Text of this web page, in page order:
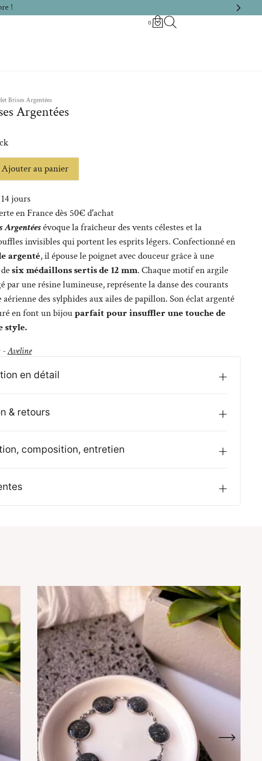
!
0
Brises Argentées
Argentées
Ajouter au panier
jours
en France dès 50€ d'achat
Argentéesévoque la fraîcheur des vents célestes et la
invisibles qui portent les esprits légers. Confectionné en
argenté, il épouse le poignet avec douceur grâce à une
six médaillons sertis de 12 mm. Chaque motif en argile
par une résine lumineuse, représente la danse des courants
aérienne des sylphides aux ailes de papillon. Son éclat argenté
en font un bijouparfait pour insuffler une touche de
style.
-Aveline
en détail
& retours
composition, entretien